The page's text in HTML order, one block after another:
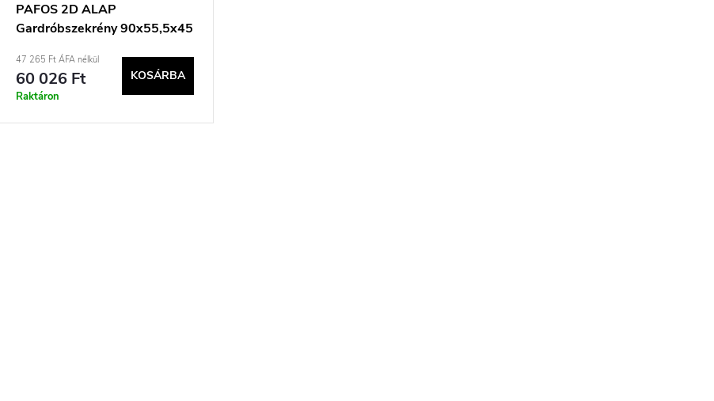
PAFOS 2D ALAP
Gardróbszekrény 90x55,5x45
47 265 Ft ÁFA nélkül
60 026 Ft
Raktáron
KOSÁRBA